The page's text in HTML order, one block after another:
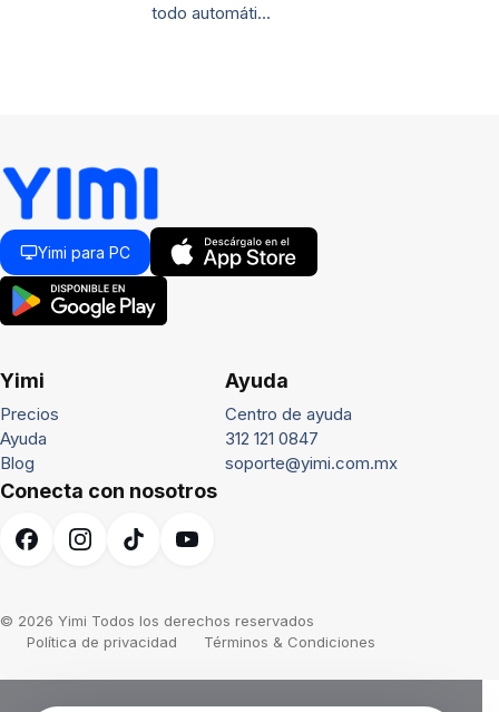
todo automáti…
Yimi para PC
Yimi
Precios
Ayuda
Blog
Ayuda
Centro de ayuda
312 121 0847
soporte@yimi.com.mx
Conecta con nosotros
© 2026 Yimi Todos los derechos reservados
Política de privacidad
Términos & Condiciones